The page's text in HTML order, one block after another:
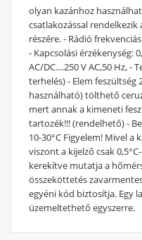
olyan kazánhoz
csatlakozással
részére. - Rádió
- Kapcsolási érzékenység:
AC/DC....250 V AC,50 Hz, -
terhelés) - Elem feszültség
használható) tölthető
mert annak a kimeneti
tartozék!!! (rendelhető) -
10-30°C Figyelem! Mivel a
viszont a kijelző csak
kerekítve mutatja a
összeköttetés
egyéni kód biztosítja. Egy
üzemeltethető egyszerre.